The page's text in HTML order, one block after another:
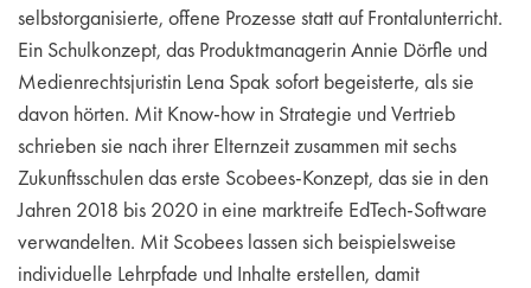
selbstorganisierte, offene Prozesse statt auf Frontalunterricht.
Ein Schulkonzept, das Produktmanagerin Annie Dörfle und
Medienrechtsjuristin Lena Spak sofort begeisterte, als sie
davon hörten. Mit Know-how in Strategie und Vertrieb
schrieben sie nach ihrer Elternzeit zusammen mit sechs
Zukunftsschulen das erste Scobees-Konzept, das sie in den
Jahren 2018 bis 2020 in eine marktreife EdTech-Software
verwandelten. Mit Scobees lassen sich beispielsweise
individuelle Lehrpfade und Inhalte erstellen, damit